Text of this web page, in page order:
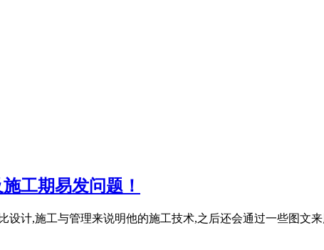
工期易发问题！
设计,施工与管理来说明他的施工技术,之后还会通过一些图文